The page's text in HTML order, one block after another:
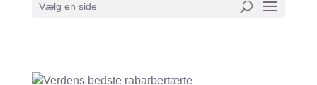
Vælg en side